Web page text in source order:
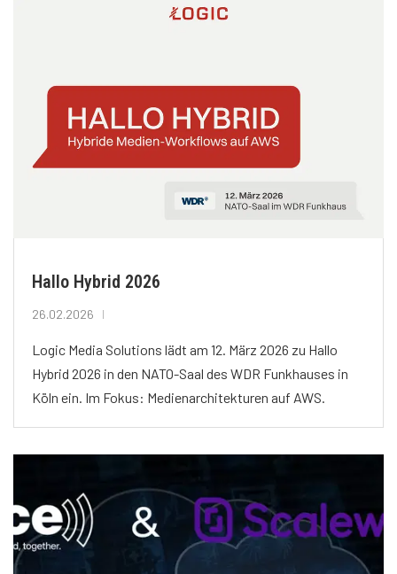
Hallo Hybrid 2026
26.02.2026
Logic Media Solutions lädt am 12. März 2026 zu Hallo
Hybrid 2026 in den NATO-Saal des WDR Funkhauses in
Köln ein. Im Fokus: Medienarchitekturen auf AWS.